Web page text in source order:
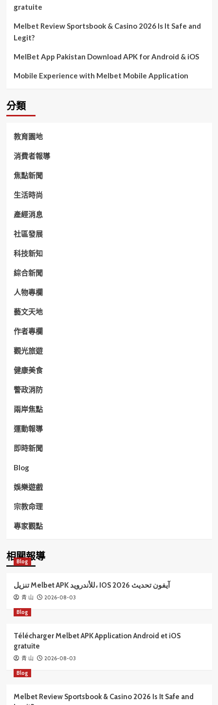
gratuite
Melbet Review Sportsbook & Casino 2026 Is It Safe and
Legit?
MelBet App Pakistan Download APK for Android & iOS
Mobile Experience with Melbet Mobile Application
分類
教育園地
消費者報導
焦點新聞
生活時尚
產經消息
社區發展
科技新知
綜合新聞
人物專欄
藝文天地
作者專欄
觀光旅遊
健康美食
警政消防
兩岸焦點
運動報導
即時新聞
Blog
娛樂遊戲
宗教命理
專家觀點
相關報導
Blog
تنزيل Melbet APK للأندرويد، IOS آيفون تحديث 2026
青 山 2026-08-03
Blog
Télécharger Melbet APK Application Android et iOS
gratuite
青 山 2026-08-03
Blog
Melbet Review Sportsbook & Casino 2026 Is It Safe and